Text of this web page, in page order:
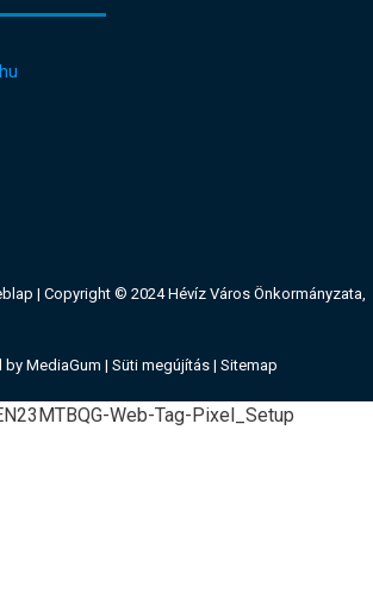
| Copyright © 2024 Hévíz Város Önkormányzata,
by MediaGum | Süti megújítás | Sitemap
Web-Tag-Pixel_Setup